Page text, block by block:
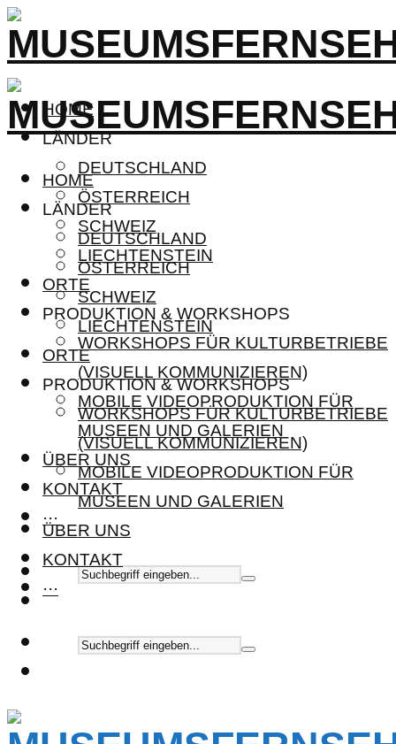
HOME
LÄNDER
DEUTSCHLAND
ÖSTERREICH
SCHWEIZ
LIECHTENSTEIN
ORTE
PRODUKTION & WORKSHOPS
WORKSHOPS FÜR KULTURBETRIEBE
(VISUELL KOMMUNIZIEREN)
MOBILE VIDEOPRODUKTION FÜR
MUSEEN UND GALERIEN
ÜBER UNS
KONTAKT
···
HOME
LÄNDER
DEUTSCHLAND
ÖSTERREICH
SCHWEIZ
LIECHTENSTEIN
ORTE
PRODUKTION & WORKSHOPS
WORKSHOPS FÜR KULTURBETRIEBE
(VISUELL KOMMUNIZIEREN)
MOBILE VIDEOPRODUKTION FÜR
MUSEEN UND GALERIEN
ÜBER UNS
KONTAKT
···